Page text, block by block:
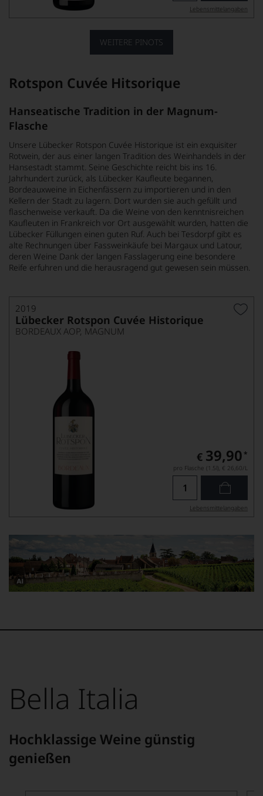
Lebensmittel­angaben
WEITERE PINOTS
Rotspon Cuvée Hitsorique
Hanseatische Tradition in der Magnum-
Flasche
Unsere Lübecker Rotspon Cuvée Historique ist ein exquisiter
Rotwein, der aus einer langen Tradition des Weinhandels in der
Hansestadt stammt. Seine Geschichte reicht bis ins 16.
Jahrhundert zurück, als Lübecker Kaufleute begannen,
Bordeauxweine in Eichenfässern zu importieren und in den
Kellern der Stadt zu lagern. Dort wurden sie auch gefüllt und
flaschenweise verkauft. Da die Weine von den kenntnisreichen
Kaufleuten in Frankreich vor Ort ausgewählt wurden, hatten die
Lübecker Füllungen einen guten Ruf. Auch bei Tesdorpf gibt es
alte Rechnungen über Fassweinkäufe bei Margaux und Latour,
deren Weine Dank der langen Fasslagerung eine besondere
Reife erfuhren und die herausragend gut gewesen sein müssen.
2019
Lübecker Rotspon Cuvée Historique
BORDEAUX AOP, MAGNUM
€ 39,90 *
pro Flasche (1.5l), € 26,60/L
Lebensmittel­angaben
Dieses
von
Bella Italia
Hochklassige Weine günstig
genießen